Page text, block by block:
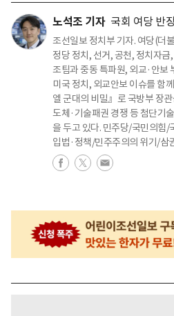
노석조 기자 국회 여당 반
조선일보 정치부 기자. 여당(더
정당 정치, 선거, 공천, 정치자
조팀과 중동 특파원, 외교·안보
미국 정치, 외교안보 이슈를 함
엘 군대의 비밀』로 국방부 장
도체·기술패권 경쟁 등 첨단기
을 두고 있다. 민주당/국민의힘
입법·정책/민주주의의 위기/삼